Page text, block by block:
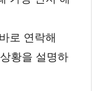
로 연락해
황을 설명하